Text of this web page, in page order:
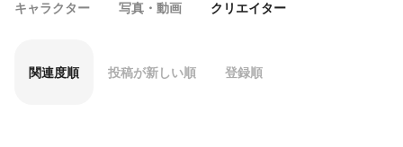
キャラクター 写真・動画 クリエイター
関連度順 投稿が新しい順 登録順